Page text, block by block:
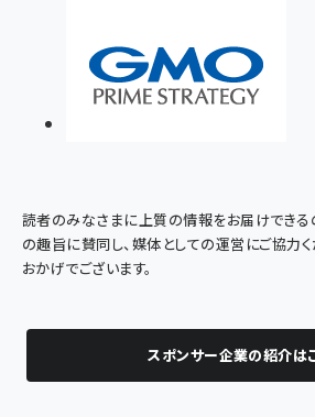
読者のみなさまに上質の情報をお届けでき
の趣旨に賛同し、媒体としての運営にご協力
おかげでございます。
スポンサー企業の紹介は